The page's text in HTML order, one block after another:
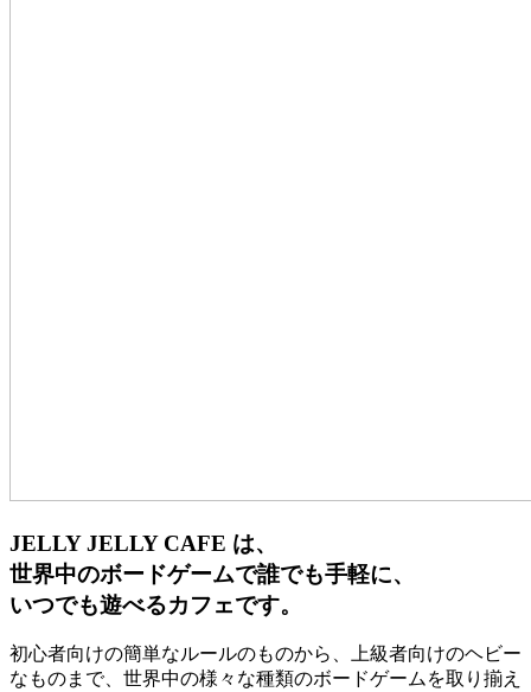
JELLY JELLY CAFE は、
世界中のボードゲームで誰でも手軽に、
いつでも遊べるカフェです。
初心者向けの簡単なルールのものから、上級者向けのヘビー
なものまで、世界中の様々な種類のボードゲームを取り揃え